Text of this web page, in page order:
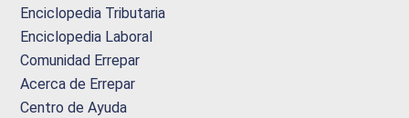
Enciclopedia Tributaria
Enciclopedia Laboral
Comunidad Errepar
Acerca de Errepar
Centro de Ayuda